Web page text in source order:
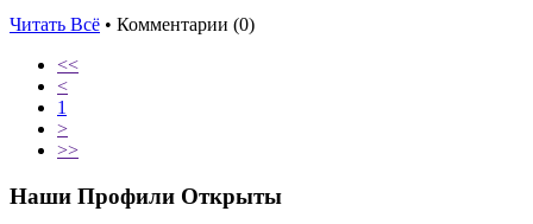
Читать Всё • Комментарии (0)
<<
<
1
>
>>
Наши Профили Открыты